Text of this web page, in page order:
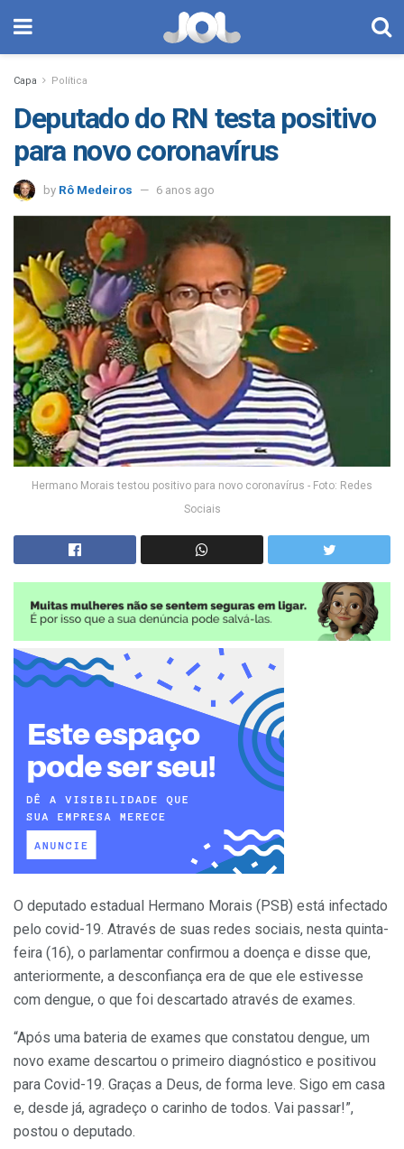
Capa Política
Deputado do RN testa positivo
para novo coronavírus
by Rô Medeiros 6 anos ago
Hermano Morais testou positivo para novo coronavírus - Foto: Redes
Sociais
O deputado estadual Hermano Morais (PSB) está infectado
pelo covid-19. Através de suas redes sociais, nesta quinta-
feira (16), o parlamentar confirmou a doença e disse que,
anteriormente, a desconfiança era de que ele estivesse
com dengue, o que foi descartado através de exames.
“Após uma bateria de exames que constatou dengue, um
novo exame descartou o primeiro diagnóstico e positivou
para Covid-19. Graças a Deus, de forma leve. Sigo em casa
e, desde já, agradeço o carinho de todos. Vai passar!”,
postou o deputado.